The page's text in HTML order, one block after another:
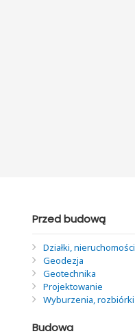
Przed budową
Działki, nieruchomości
Geodezja
Geotechnika
Projektowanie
Wyburzenia, rozbiórki
Budowa